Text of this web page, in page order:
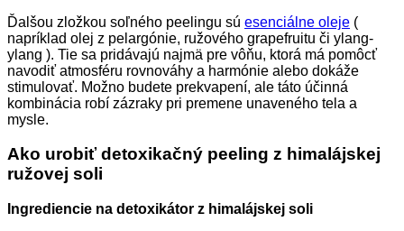
Ďalšou zložkou soľného peelingu sú esenciálne oleje (
napríklad olej z pelargónie, ružového grapefruitu či ylang-
ylang ). Tie sa pridávajú najmä pre vôňu, ktorá má pomôcť
navodiť atmosféru rovnováhy a harmónie alebo dokáže
stimulovať. Možno budete prekvapení, ale táto účinná
kombinácia robí zázraky pri premene unaveného tela a
mysle.
Ako urobiť detoxikačný peeling z himalájskej
ružovej soli
Ingrediencie na detoxikátor z himalájskej soli